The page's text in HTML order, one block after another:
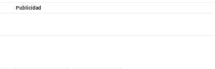
Publicidad